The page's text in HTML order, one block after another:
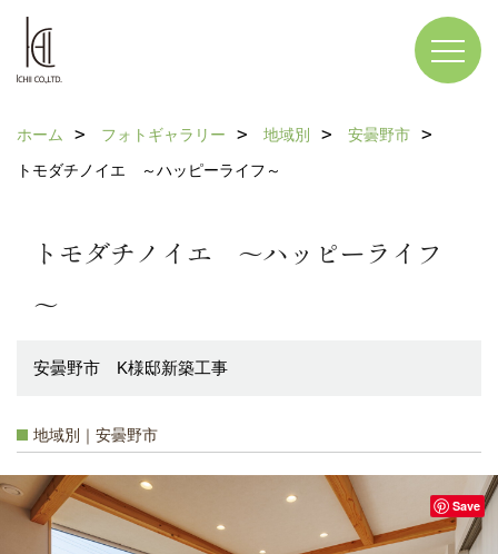
ホーム フォトギャラリー 地域別
安曇野市
トモダチノイエ ～ハッピーライフ～
トモダチノイエ ～ハッピーライフ
～
安曇野市 K様邸新築工事
地域別｜安曇野市
Save